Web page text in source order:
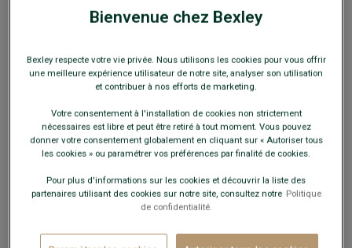
Veste de costume homme Bleu clair Chiné -
130,00 € FINS DE SÉRIE
Payez en plusieurs fois dès 199€ d'achat
COULEURS DISPONIBLES
Bienvenue chez Bexley
Bexley respecte votre vie privée. Nous utilisons les cookies pour vous offrir
une meilleure expérience utilisateur de notre site, analyser son utilisation
et contribuer à nos efforts de marketing.
Votre consentement à l'installation de cookies non strictement
nécessaires est libre et peut être retiré à tout moment. Vous pouvez
donner votre consentement globalement en cliquant sur « Autoriser tous
les cookies » ou paramétrer vos préférences par finalité de cookies.
Pour plus d'informations sur les cookies et découvrir la liste des
partenaires utilisant des cookies sur notre site, consultez notre Politique
de confidentialité.